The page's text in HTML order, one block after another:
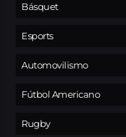
Básquet
Esports
Automovilismo
Fútbol Americano
Rugby